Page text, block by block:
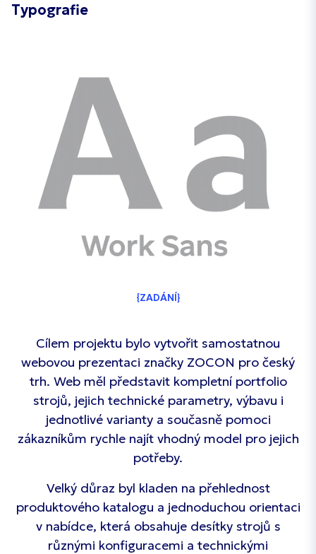
Typografie
ZADÁNÍ
Cílem projektu bylo vytvořit samostatnou
webovou prezentaci značky ZOCON pro český
trh. Web měl představit kompletní portfolio
strojů, jejich technické parametry, výbavu i
jednotlivé varianty a současně pomoci
zákazníkům rychle najít vhodný model pro jejich
potřeby.
Velký důraz byl kladen na přehlednost
produktového katalogu a jednoduchou orientaci
v nabídce, která obsahuje desítky strojů s
různými konfiguracemi a technickými